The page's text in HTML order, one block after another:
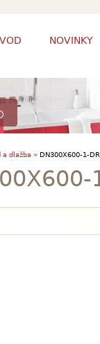
NOVINKY
a dlažba »DN300X600-1-